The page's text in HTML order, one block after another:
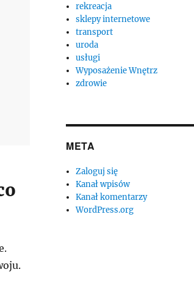
rekreacja
sklepy internetowe
transport
uroda
usługi
Wyposażenie Wnętrz
zdrowie
META
Zaloguj się
Kanał wpisów
Kanał komentarzy
WordPress.org